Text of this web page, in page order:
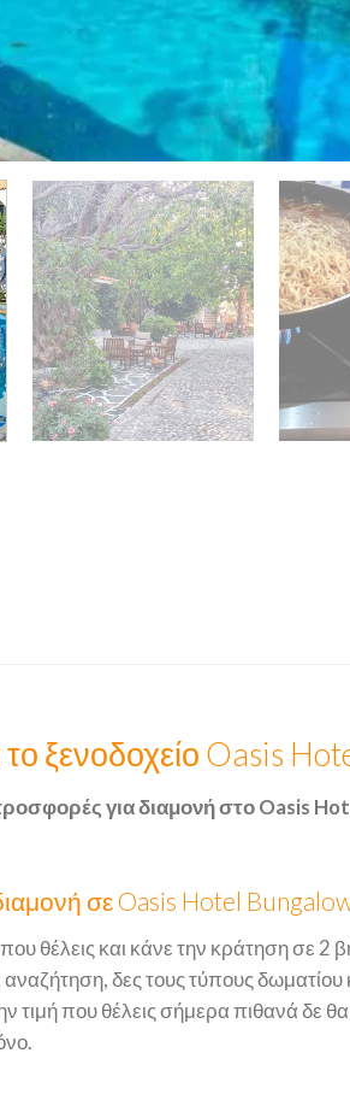
ξενοδοχείο Oasis
για διαμονή στο Oasis
σε Oasis Hotel
θέλεις και κάνε την κράτηση σε 2
δες τους τύπους δωματίου
τιμή που θέλεις σήμερα πιθανά δε